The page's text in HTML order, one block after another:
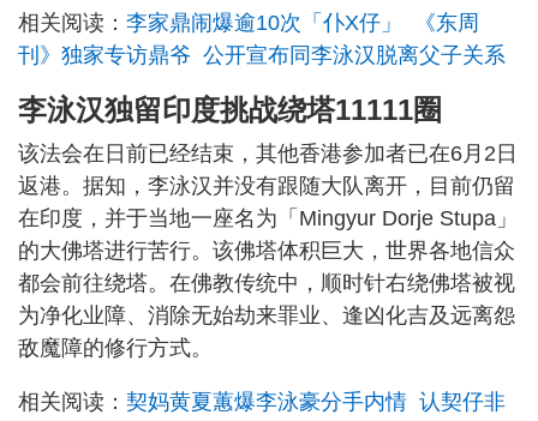
相关阅读： 李家鼎闹爆逾10次「仆X仔」 《东周
刊》独家专访鼎爷 公开宣布同李泳汉脱离父子关系
李泳汉独留印度挑战绕塔11111圈
该法会在日前已经结束，其他香港参加者已在6月2日
返港。据知，李泳汉并没有跟随大队离开，目前仍留
在印度，并于当地一座名为「Mingyur Dorje Stupa」
的大佛塔进行苦行。该佛塔体积巨大，世界各地信众
都会前往绕塔。在佛教传统中，顺时针右绕佛塔被视
为净化业障、消除无始劫来罪业、逢凶化吉及远离怨
敌魔障的修行方式。
相关阅读： 契妈黄夏蕙爆李泳豪分手内情 认契仔非